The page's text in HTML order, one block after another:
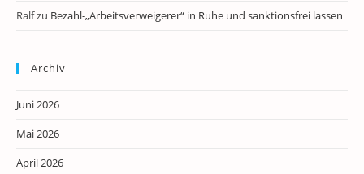
Ralfzu Bezahl-„Arbeitsverweigerer“ in Ruhe und sanktionsfrei lassen
Archiv
Juni 2026
Mai 2026
April 2026